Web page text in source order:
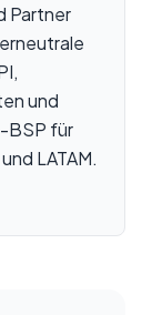
Partner
und
BSP für
LATAM.